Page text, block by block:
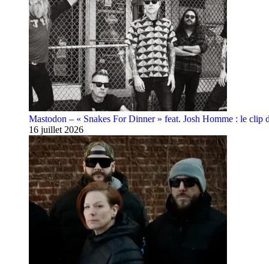
Mastodon – « Snakes For Dinner » feat. Josh Homme : le clip
16 juillet 2026